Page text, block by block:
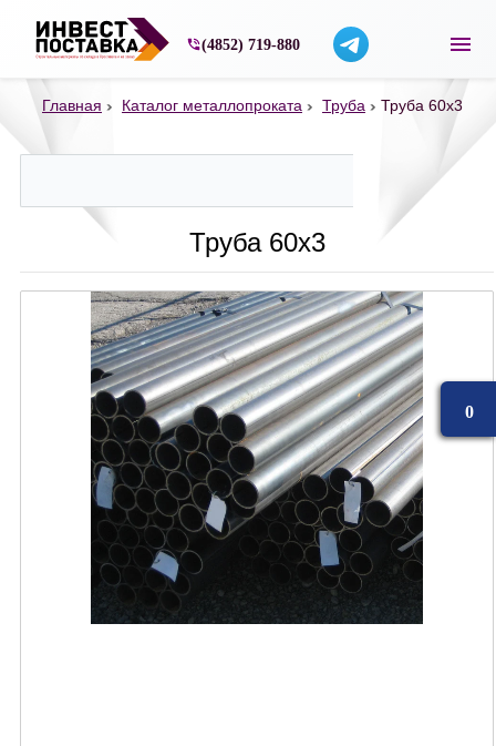
Строительные материалы со склада в
(4852) 719-880
Главная Каталог металлопроката Труба Труба 60х3
Труба 60х3
0